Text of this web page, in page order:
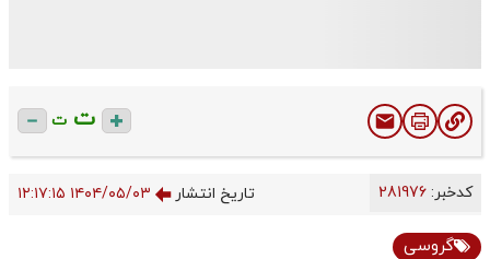
ت ت
کدخبر: تاریخ انتشار ۱۴۰۴/۰۵/۰۳ ۱۲:۱۷:۱۵
گروسی